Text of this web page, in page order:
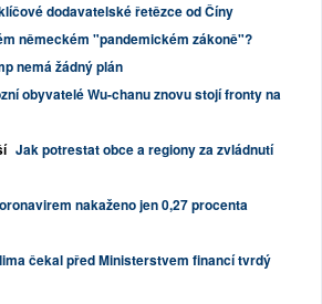
dodavatelské řetězce od Číny
německém "pandemickém zákoně"?
nemá žádný plán
obyvatelé Wu-chanu znovu stojí fronty na
Jak potrestat obce a regiony za zvládnutí
nakaženo jen 0,27 procenta
čekal před Ministerstvem financí tvrdý